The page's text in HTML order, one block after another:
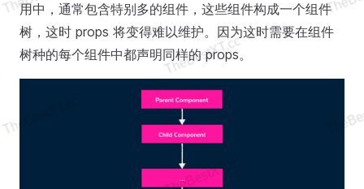
用中，通常包含特别多的组件，这些组件构成一个组件
树，这时 props 将变得难以维护。因为这时需要在组件
树种的每个组件中都声明同样的 props。